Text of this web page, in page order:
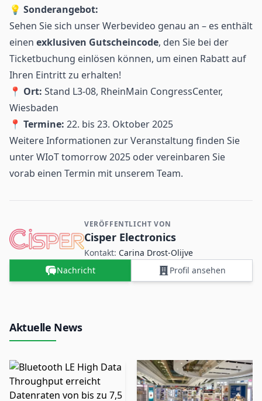
💡 Sonderangebot:
Sehen Sie sich unser Werbevideo genau an – es enthält
einen exklusiven Gutscheincode, den Sie bei der
Ticketbuchung einlösen können, um einen Rabatt auf
Ihren Eintritt zu erhalten!
📍 Ort: Stand L3-08, RheinMain CongressCenter,
Wiesbaden
📍 Termine: 22. bis 23. Oktober 2025
Weitere Informationen zur Veranstaltung finden Sie
unterWIoT tomorrow 2025 oder vereinbaren Sie
vorab einen Termin mit unserem Team.
Kontakt- und Firmeninformationen
VERÖFFENTLICHT VON
Cisper Electronics
Kontakt: Carina ​Drost‑Olijve
Nachricht
Profil ansehen
Aktuelle News